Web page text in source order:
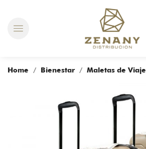
Home / Bienestar/ Maletas de Viaje